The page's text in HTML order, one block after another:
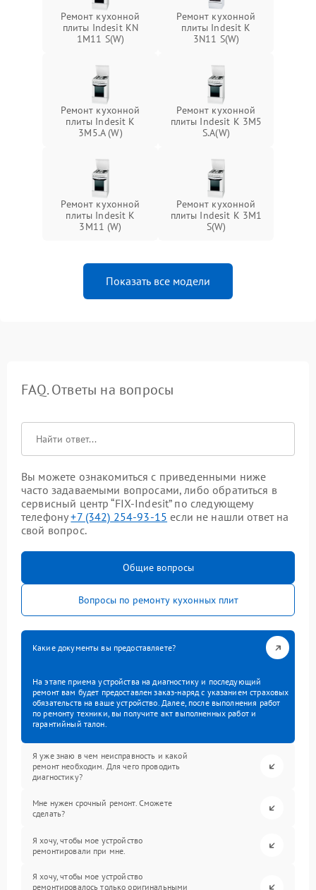
Ремонт кухонной
плиты Indesit KN
1M11 S(W)
Ремонт кухонной
плиты Indesit K
3N11 S(W)
Ремонт кухонной
плиты Indesit K
3M5.A (W)
Ремонт кухонной
плиты Indesit K 3M5
S.A(W)
Ремонт кухонной
плиты Indesit K
3M11 (W)
Ремонт кухонной
плиты Indesit K 3M1
S(W)
Показать все модели
FAQ. Ответы на вопросы
Вы можете ознакомиться с приведенными ниже
часто задаваемыми вопросами, либо обратиться в
сервисный центр “FIX-Indesit” по следующему
телефону+7 (342) 254-93-15 если не нашли ответ на
свой вопрос.
Общие вопросы
Вопросы по ремонту кухонных плит
Какие документы вы предоставляете?
На этапе приема устройства на диагностику и последующий
ремонт вам будет предоставлен заказ-наряд с указанием страховых
обязательств на ваше устройство. Далее, после выполнения работ
по ремонту техники, вы получите акт выполненных работ и
гарантийный талон.
Я уже знаю в чем неисправность и какой
ремонт необходим. Для чего проводить
диагностику?
Мне нужен срочный ремонт. Сможете
сделать?
Я хочу, чтобы мое устройство
ремонтировали при мне.
Я хочу, чтобы мое устройство
ремонтировалось только оригинальными